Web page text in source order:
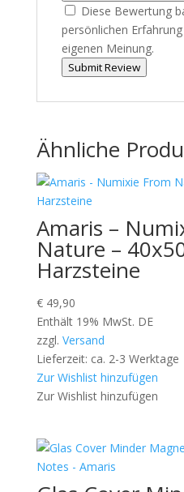
Diese Bewertung
persönlichen
eigenen Meinung.
Submit Review
Ähnliche
Amaris –
Nature –
Harzsteine
€49,90
Enthält 19% MwSt. DE
zzgl. Versand
Lieferzeit: ca. 2-3 Werktage
Zur Wishlist hinzufügen
Zur Wishlist hinzufügen